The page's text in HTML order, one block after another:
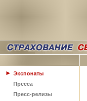
Экспонаты
Пресса
Пресс-релизы